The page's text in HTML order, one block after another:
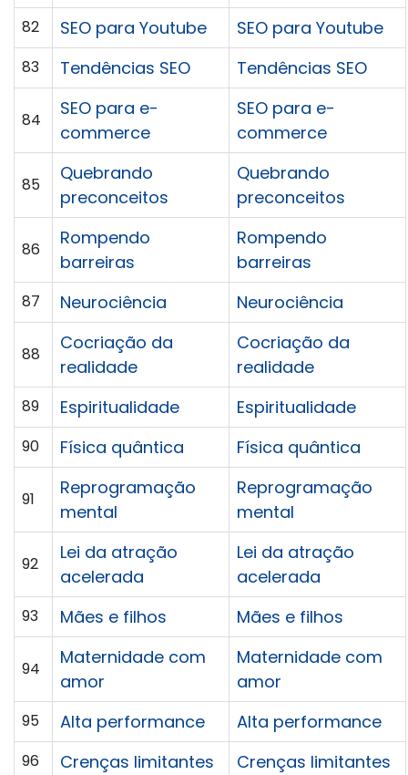
82 SEO para Youtube SEO para Youtube
83 Tendências SEO Tendências SEO
84
SEO para e-
commerce
SEO para e-
commerce
85
Quebrando
preconceitos
Quebrando
preconceitos
86
Rompendo
barreiras
Rompendo
barreiras
87 Neurociência Neurociência
88
Cocriação da
realidade
Cocriação da
realidade
89 Espiritualidade Espiritualidade
90 Física quântica Física quântica
91
Reprogramação
mental
Reprogramação
mental
92
Lei da atração
acelerada
Lei da atração
acelerada
93 Mães e filhos Mães e filhos
94
Maternidade com
amor
Maternidade com
amor
95 Alta performance Alta performance
96 Crenças limitantes Crenças limitantes